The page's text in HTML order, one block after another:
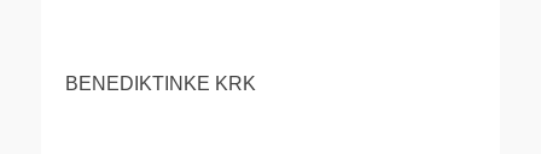
BENEDIKTINKE KRK